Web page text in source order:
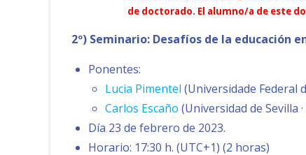
de doctorado. El alumno/a de este
2º) Seminario: Desafíos de la
Ponentes:
Lucia Pimentel (Universidade Federal
Carlos Escaño (Universidad de Sevilla
Día 23 de febrero de 2023.
Horario: 17:30 h. (UTC+1) (2 horas)